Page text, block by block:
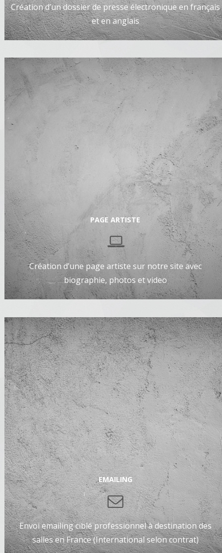
Création d’un dossier de presse électronique en français
et en anglais
PAGE ARTISTE
Création d’une page artiste sur notre site avec
biographie, photos et video
EMAILING
Envoi emailing ciblé professionnel à destination des
salles en France (International selon contrat)